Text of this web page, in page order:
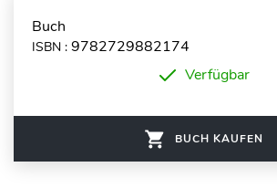
Buch
ISBN : 9782729882174
Verfügbar
BUCH KAUFEN